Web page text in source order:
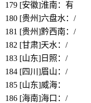
179 [安徽]淮南：有
180 [贵州]六盘水：/
181 [贵州]黔西南：/
182 [甘肃]天水：/
183 [山东]日照：/
184 [四川]眉山：/
185 [山东]威海：
186 [海南]海口：/